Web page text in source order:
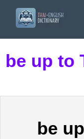
be up to
be